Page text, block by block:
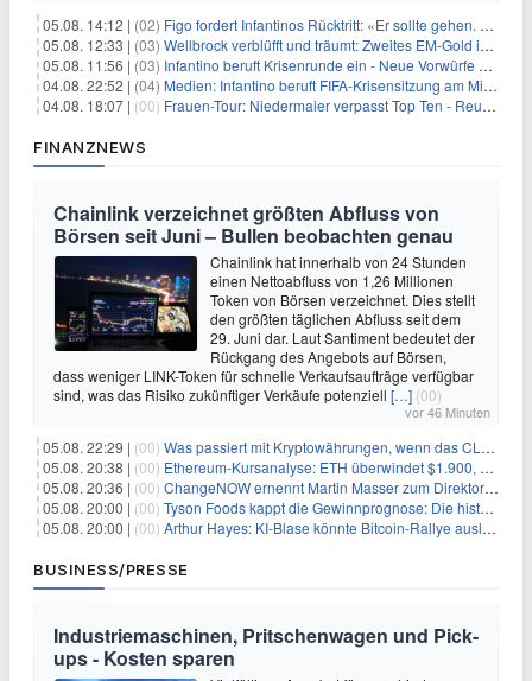
05.08. 14:12 | (02) Figo fordert Infantinos Rücktritt: «Er sollte gehen. Jetzt»
05.08. 12:33 | (03) Wellbrock verblüfft und träumt: Zweites EM-Gold in Paris
05.08. 11:56 | (03) Infantino beruft Krisenrunde ein - Neue Vorwürfe gegen FIFA
04.08. 22:52 | (04) Medien: Infantino beruft FIFA-Krisensitzung am Mittwoch ein
04.08. 18:07 | (00) Frauen-Tour: Niedermaier verpasst Top Ten - Reusser siegt
FINANZNEWS
Chainlink verzeichnet größten Abfluss von
Börsen seit Juni – Bullen beobachten genau
Chainlink hat innerhalb von 24 Stunden
einen Nettoabfluss von 1,26 Millionen
Token von Börsen verzeichnet. Dies stellt
den größten täglichen Abfluss seit dem
29. Juni dar. Laut Santiment bedeutet der
Rückgang des Angebots auf Börsen,
dass weniger LINK-Token für schnelle Verkaufsaufträge verfügbar
sind, was das Risiko zukünftiger Verkäufe potenziell […] (00)
vor 46 Minuten
05.08. 22:29 | (00) Was passiert mit Kryptowährungen, wenn das CLARITY-Gesetz diese Woche scheitert? Hougan erklärt
05.08. 20:38 | (00) Ethereum-Kursanalyse: ETH überwindet $1.900, aber größere Herausforderungen stehen bevor
05.08. 20:36 | (00) ChangeNOW ernennt Martin Masser zum Direktor für strategische Partnerschaften
05.08. 20:00 | (00) Tyson Foods kappt die Gewinnprognose: Die historische Rinderkrise will einfach nicht enden
05.08. 20:00 | (00) Arthur Hayes: KI-Blase könnte Bitcoin-Rallye auslösen
BUSINESS/PRESSE
Industriemaschinen, Pritschenwagen und Pick-
ups - Kosten sparen